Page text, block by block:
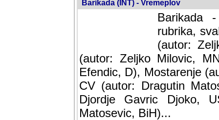
Barikada (INT) - Vremeplov
Barikada
rubrika,
(autor:
(autor: Zeljko Milovic,
Efendic, D), Mostarenje
CV (autor: Dragutin
Djordje Gavric Djoko,
Matosevic, BiH)...